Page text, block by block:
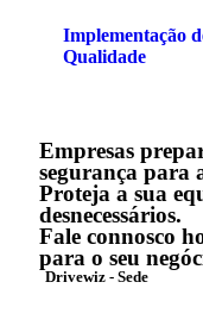
Implementação
Qualidade
Empresas
segurança para
Proteja a sua
desnecessários.
Fale connosco
para o seu
Drivewiz - Sede